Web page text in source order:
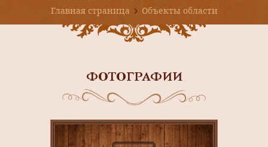
Главная страница
Объекты области
ФОТОГРАФИИ